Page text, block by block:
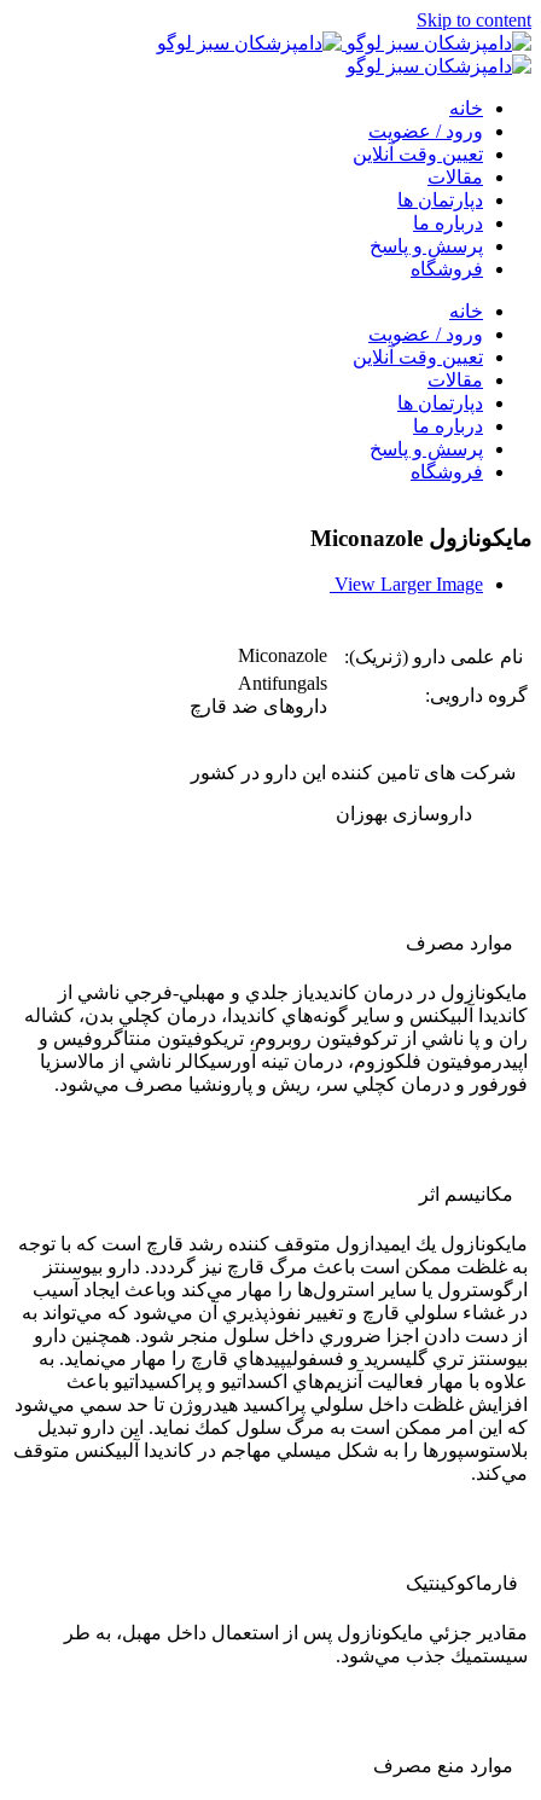
Skip to content
خانه
ورود / عضویت
تعیین وقت آنلاین
مقالات
دپارتمان ها
درباره ما
پرسش و پاسخ
فروشگاه
خانه
ورود / عضویت
تعیین وقت آنلاین
مقالات
دپارتمان ها
درباره ما
پرسش و پاسخ
فروشگاه
مايكونازول Miconazole
View Larger Image
نام علمی دارو (ژنریک):
Miconazole
گروه دارویی:
Antifungals
داروهای ضد قارچ
شرکت های تامین کننده این دارو در کشور
داروسازی بهوزان
موارد مصرف
مايكونازول در درمان كانديدياز جلدي و مهبلي-فرجي ناشي از
كانديدا آلبيكنس و ساير گونه‌هاي كانديدا، درمان كچلي بدن، كشاله
ران و پا ناشي از تركوفيتون روبروم، تريكوفيتون منتاگروفيس و
اپيدرموفيتون فلكوزوم، درمان تينه آورسيكالر ناشي از مالاسزيا
فورفور و درمان كچلي سر، ريش و پارونشيا مصرف مي‌شود.
مکانیسم اثر
مايكونازول يك ايميدازول متوقف ‌كننده رشد قارچ است كه با توجه
به غلظت ممكن است باعث مرگ قارچ نيز گرددد. دارو بيوسنتز
ارگوسترول يا ساير استرول‌ها را مهار مي‌كند وباعث ايجاد آسيب
در غشاء سلولي قارچ و تغيير نفوذپذيري آن مي‌شود كه مي‌تواند به
از دست دادن اجزا ضروري داخل سلول منجر شود. همچنين دارو
بيوسنتز تري گليسريد و فسفوليپیدهاي قارچ را مهار مي‌نمايد. به
علاوه با مهار فعاليت آنزيم‌هاي اكسداتيو و پراكسيداتيو باعث
افزايش غلظت داخل سلولي پراكسيد هيدروژن تا حد سمي مي‌شود
كه اين امر ممكن است به مرگ سلول كمك نمايد. اين دارو تبديل
بلاستوسپورها را به شكل ميسلي مهاجم در كانديدا آلبيكنس متوقف
مي‌كند.
فارماکوکينتيک
مقادير جزئي مايكونازول پس از استعمال داخل مهبل، به طر
سيستميك جذب مي‌شود.
موارد منع مصرف